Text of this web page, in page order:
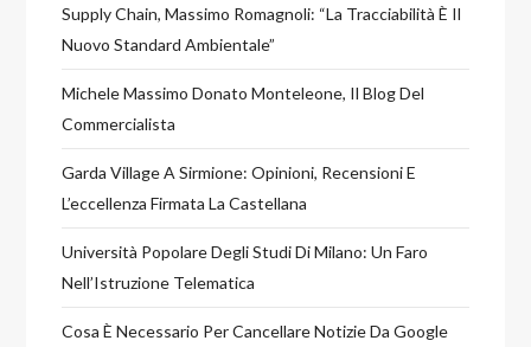
Supply Chain, Massimo Romagnoli: “La Tracciabilità È Il
Nuovo Standard Ambientale”
Michele Massimo Donato Monteleone, Il Blog Del
Commercialista
Garda Village A Sirmione: Opinioni, Recensioni E
L’eccellenza Firmata La Castellana
Università Popolare Degli Studi Di Milano: Un Faro
Nell’Istruzione Telematica
Cosa È Necessario Per Cancellare Notizie Da Google